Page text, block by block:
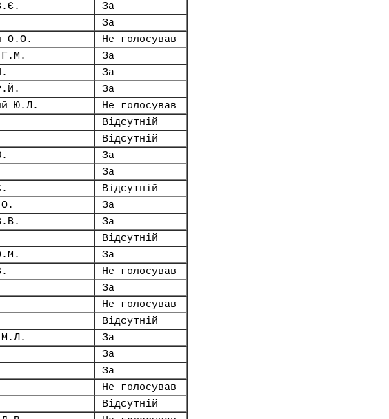
За
За
О.О.
Не голосував
Г.М.
За
За
За
Ю.Л.
Не голосував
Відсутній
Відсутній
За
За
Відсутній
За
За
Відсутній
За
Не голосував
За
Не голосував
Відсутній
М.Л.
За
За
За
Не голосував
Відсутній